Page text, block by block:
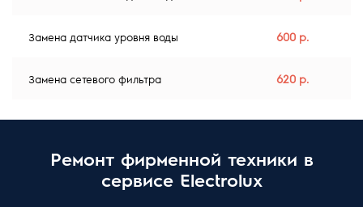
Замена датчика уровня воды 600 р.
Замена сетевого фильтра 620 р.
Ремонт фирменной техники в
сервисе Electrolux